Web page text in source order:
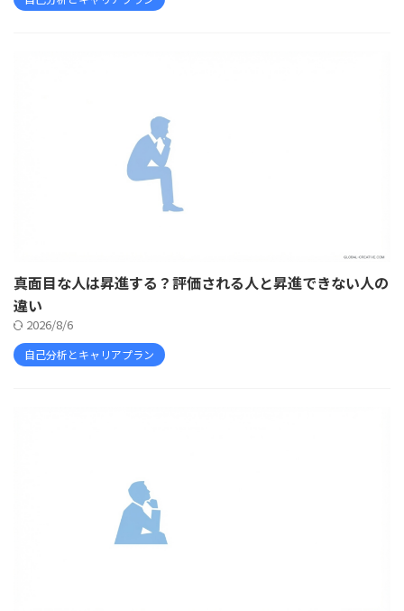
真面目な人は昇進する？評価される人と昇進できない人の
違い
2026/8/6
自己分析とキャリアプラン